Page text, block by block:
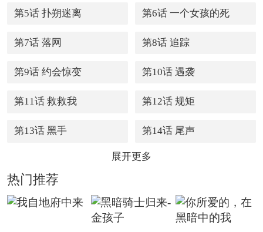
第5话 扑朔迷离 第6话 一个女孩的死
第7话 落网 第8话 追踪
第9话 约会惊变 第10话 遇袭
第11话 救救我 第12话 规矩
第13话 黑手 第14话 尾声
展开更多
热门推荐